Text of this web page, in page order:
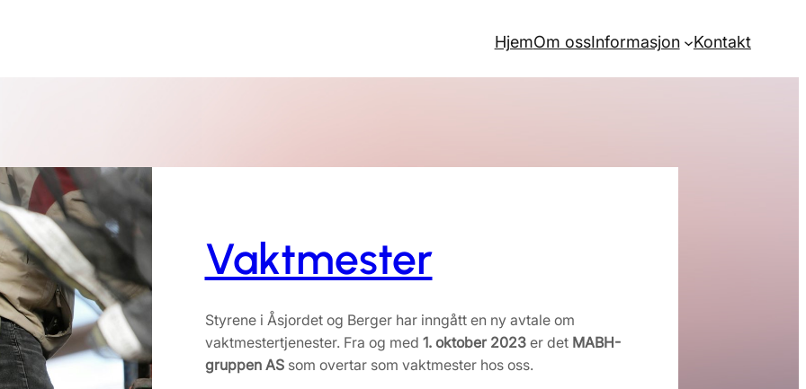
HjemOm ossInformasjon Kontakt
Vaktmester
Styrene i Åsjordet og Berger har inngått en ny avtale om
vaktmestertjenester. Fra og med 1. oktober 2023er det MABH-
gruppen ASsom overtar som vaktmester hos oss.